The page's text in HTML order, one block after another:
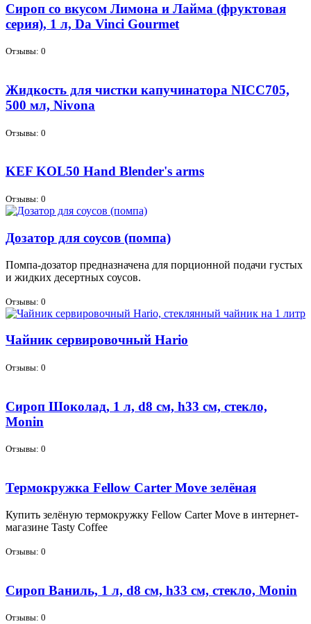
Сироп со вкусом Лимона и Лайма (фруктовая
серия), 1 л, Da Vinci Gourmet
Отзывы: 0
Жидкость для чистки капучинатора NICC705,
500 мл, Nivona
Отзывы: 0
KEF KOL50 Hand Blender's arms
Отзывы: 0
Дозатор для соусов (помпа)
Пом­па-до­за­тор пред­на­зна­че­на для пор­ци­он­ной по­да­чи гу­стых
и жид­ких де­серт­ных со­усов.
Отзывы: 0
Чайник сервировочный Hario
Отзывы: 0
Сироп Шоколад, 1 л, d8 см, h33 см, стекло,
Monin
Отзывы: 0
Термокружка Fellow Carter Move зелёная
Ку­пить зе­лё­ную тер­мо­круж­ку Fellow Carter Move в ин­тернет-
ма­га­зине Tasty Coffee
Отзывы: 0
Сироп Ваниль, 1 л, d8 см, h33 см, стекло, Monin
Отзывы: 0